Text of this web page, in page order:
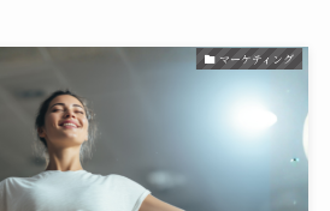
マーケティング